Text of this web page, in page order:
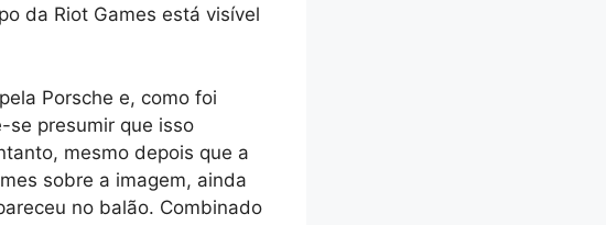
da Riot Games está visível
Porsche e, como foi
se presumir que isso
mesmo depois que a
sobre a imagem, ainda
no balão. Combinado